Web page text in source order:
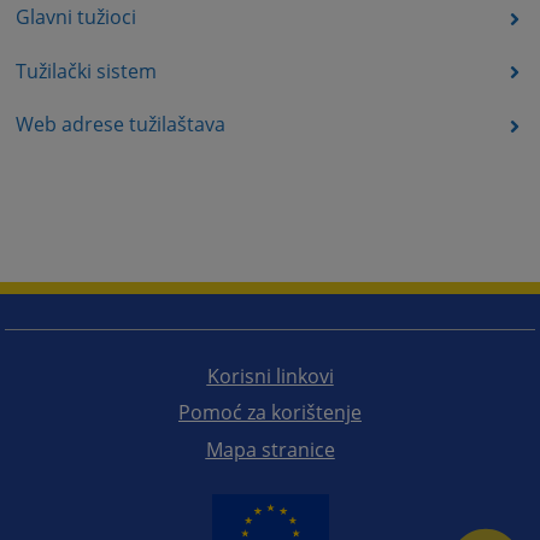
Glavni tužioci
Tužilački sistem
Web adrese tužilaštava
Korisni linkovi
Pomoć za korištenje
Mapa stranice